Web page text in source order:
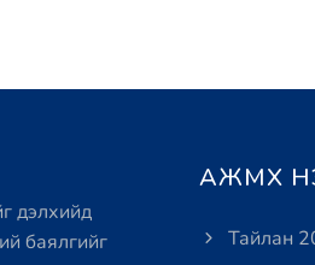
дэлхийд
баялгийг
АЖМХ
Тайлан